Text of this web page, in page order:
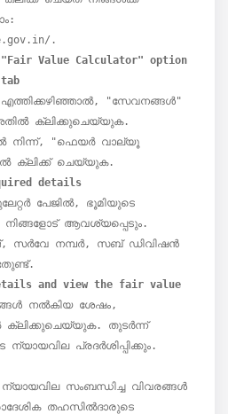
Value Calculator" option
ക്ലിക്കുചെയ്യുക.
നിന്ന്, "ഫെയർ വാല്യൂ
details
പേജിൽ, ഭൂമിയുടെ
ആവശ്യപ്പെടും.
സർവേ നമ്പർ, സബ് ഡിവിഷൻ
and view the fair value
നൽകിയ ശേഷം,
ക്ലിക്കുചെയ്യുക. തുടർന്ന്
പ്രദർശിപ്പിക്കും.
സംബന്ധിച്ച വിവരങ്ങൾ
തഹസിൽദാരുടെ